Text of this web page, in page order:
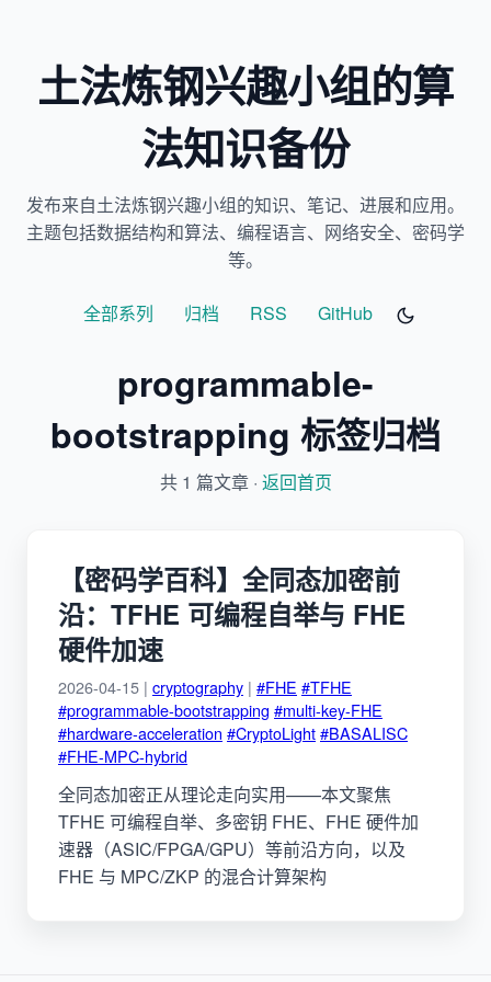
土法炼钢兴趣小组的算
法知识备份
发布来自土法炼钢兴趣小组的知识、笔记、进展和应用。
主题包括数据结构和算法、编程语言、网络安全、密码学
等。
全部系列 归档 RSS GitHub
programmable-
bootstrapping 标签归档
共 1 篇文章 · 返回首页
【密码学百科】全同态加密前
沿：TFHE 可编程自举与 FHE
硬件加速
2026-04-15 | cryptography | #FHE #TFHE
#programmable-bootstrapping #multi-key-FHE
#hardware-acceleration #CryptoLight#BASALISC
#FHE-MPC-hybrid
全同态加密正从理论走向实用——本文聚焦
TFHE 可编程自举、多密钥 FHE、FHE 硬件加
速器（ASIC/FPGA/GPU）等前沿方向，以及
FHE 与 MPC/ZKP 的混合计算架构